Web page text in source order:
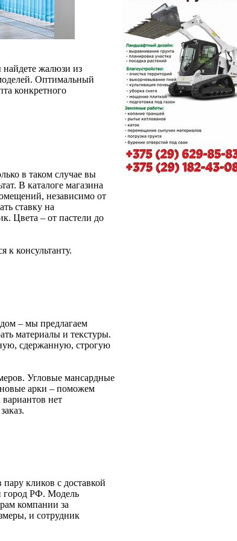
жалюзи из
Оптимальный
конкретного
в таком случае вы
В каталоге магазина
независимо от
ставку на
Цвета – от пастели до
к консультанту.
– мы предлагаем
материалы и текстуры.
сдержанную, строгую
Угловые мансардные
арки – поможем
нет
кликов с доставкой
город РФ. Модель
компании за
и сотрудник